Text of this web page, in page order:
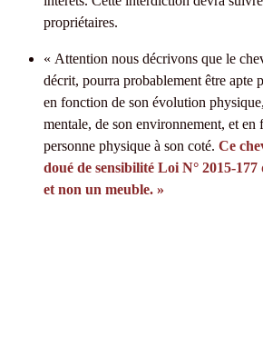
propriétaires.
« Attention nous décrivons que le
décrit, pourra probablement être apte
en fonction de son évolution
mentale, de son environnement, et
personne physique à son coté. Ce
doué de sensibilité Loi N° 2015-
et non un meuble. »